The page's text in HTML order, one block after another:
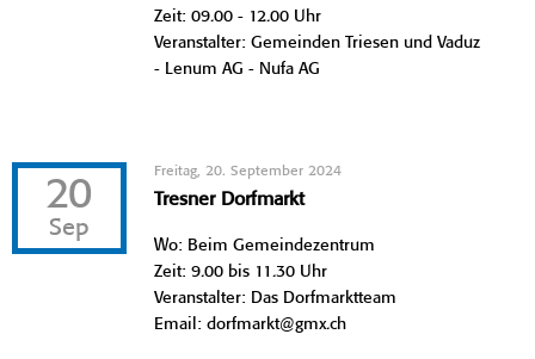
Zeit: 09.00 - 12.00 Uhr
Veranstalter: Gemeinden Triesen und Vaduz
- Lenum AG - Nufa AG
20
Sep
Freitag, 20. September 2024
Tresner Dorfmarkt
Wo: Beim Gemeindezentrum
Zeit: 9.00 bis 11.30 Uhr
Veranstalter: Das Dorfmarktteam
Email: dorfmarkt@gmx.ch